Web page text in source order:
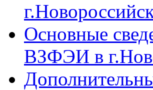
Основные
ВЗФЭИ в